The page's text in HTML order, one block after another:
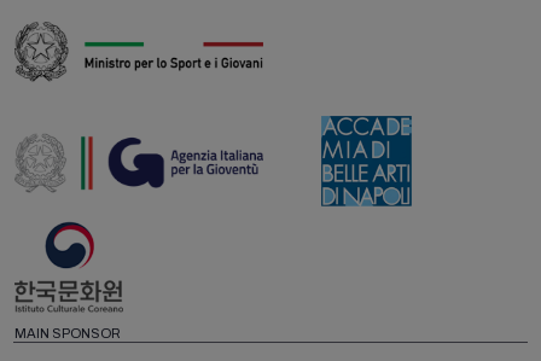
MAIN SPONSOR